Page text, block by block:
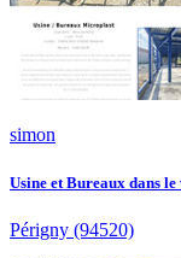
simon
Usine et Bureaux dans
Périgny (94520)